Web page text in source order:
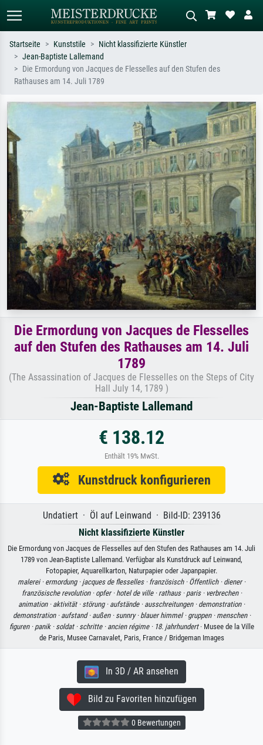
Standardsuche KI-Bildersuche
Suchen Sie nach Künstlern, Werktiteln
Sternennacht, Impressionismus, Welle
Ölgemälde, Stehender Akt neben einem
Startseite Kunststile
Nicht klassifizierte Künstler
Jean-Baptiste Lallemand
Die Ermordung von Jacques de Flesselles auf den Stufen des
Rathauses am 14. Juli 1789
Die Ermordung von Jacques de Flesselles
auf den Stufen des Rathauses am 14. Juli
1789
(The Assassination of Jacques de Flesselles on the Steps of City
Hall July 14, 1789 )
Jean-Baptiste Lallemand
€ 138.12
Enthält 19% MwSt.
Kunstdruck konfigurieren
Undatiert · Öl auf Leinwand · Bild-ID: 239136
Nicht klassifizierte Künstler
Die Ermordung von Jacques de Flesselles auf den Stufen des Rathauses am 14. Juli
1789 von Jean-Baptiste Lallemand. Verfügbar als Kunstdruck auf Leinwand,
Fotopapier, Aquarellkarton, Naturpapier oder Japanpapier.
malerei · ermordung · jacques de flesselles · französisch · Öffentlich · diener ·
französische revolution · opfer · hotel de ville · rathaus · paris · verbrechen ·
animation · aktivität · störung · aufstände · ausschreitungen · demonstration ·
demonstration · aufstand · außen · sunnry · blauer himmel · gruppen · menschen ·
figuren · panik · soldat · schritte · ancien régime · 18. jahrhundert· Musee de la Ville
de Paris, Musee Carnavalet, Paris, France / Bridgeman Images
In 3D / AR ansehen
Bild zu Favoriten hinzufügen
0 Bewertungen